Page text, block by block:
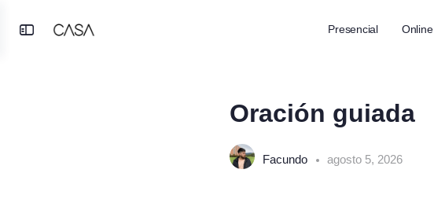
Toggle
Presencial Online
Oración guiada
Facundo agosto 5, 2026